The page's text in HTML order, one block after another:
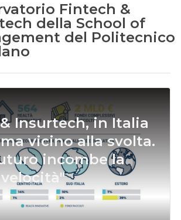
Fintech &
della School of
del Politecnico
Insurtech, in Italia
vicino alla svolta.
incombe la